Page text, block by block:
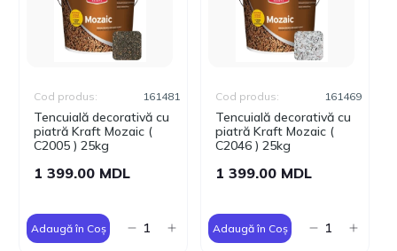
Tencuială decorativă cu
piatră Kraft Mozaic (
C2005 ) 25kg
Cod produs: 161481
1 399.00 MDL
Adaugă în Coș
Tencuială decorativă cu
piatră Kraft Mozaic (
C2046 ) 25kg
Cod produs: 161469
1 399.00 MDL
Adaugă în Coș